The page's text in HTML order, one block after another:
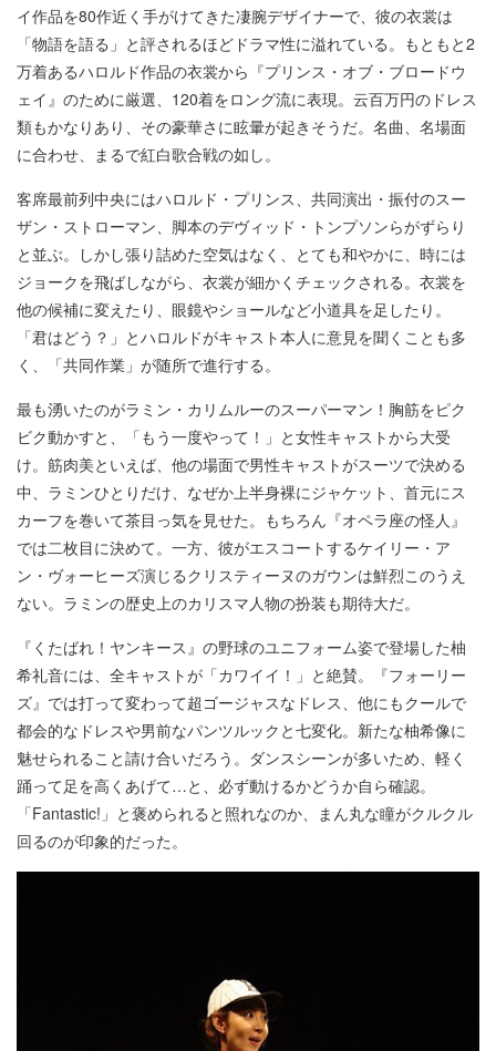
イ作品を80作近く手がけてきた凄腕デザイナーで、彼の衣裳は
「物語を語る」と評されるほどドラマ性に溢れている。もともと2
万着あるハロルド作品の衣裳から『プリンス・オブ・ブロードウ
ェイ』のために厳選、120着をロング流に表現。云百万円のドレス
類もかなりあり、その豪華さに眩暈が起きそうだ。名曲、名場面
に合わせ、まるで紅白歌合戦の如し。
客席最前列中央にはハロルド・プリンス、共同演出・振付のスー
ザン・ストローマン、脚本のデヴィッド・トンプソンらがずらり
と並ぶ。しかし張り詰めた空気はなく、とても和やかに、時には
ジョークを飛ばしながら、衣裳が細かくチェックされる。衣裳を
他の候補に変えたり、眼鏡やショールなど小道具を足したり。
「君はどう？」とハロルドがキャスト本人に意見を聞くことも多
く、「共同作業」が随所で進行する。
最も湧いたのがラミン・カリムルーのスーパーマン！胸筋をピク
ビク動かすと、「もう一度やって！」と女性キャストから大受
け。筋肉美といえば、他の場面で男性キャストがスーツで決める
中、ラミンひとりだけ、なぜか上半身裸にジャケット、首元にス
カーフを巻いて茶目っ気を見せた。もちろん『オペラ座の怪人』
では二枚目に決めて。一方、彼がエスコートするケイリー・ア
ン・ヴォーヒーズ演じるクリスティーヌのガウンは鮮烈このうえ
ない。ラミンの歴史上のカリスマ人物の扮装も期待大だ。
『くたばれ！ヤンキース』の野球のユニフォーム姿で登場した柚
希礼音には、全キャストが「カワイイ！」と絶賛。『フォーリー
ズ』では打って変わって超ゴージャスなドレス、他にもクールで
都会的なドレスや男前なパンツルックと七変化。新たな柚希像に
魅せられること請け合いだろう。ダンスシーンが多いため、軽く
踊って足を高くあげて…と、必ず動けるかどうか自ら確認。
「Fantastic!」と褒められると照れなのか、まん丸な瞳がクルクル
回るのが印象的だった。